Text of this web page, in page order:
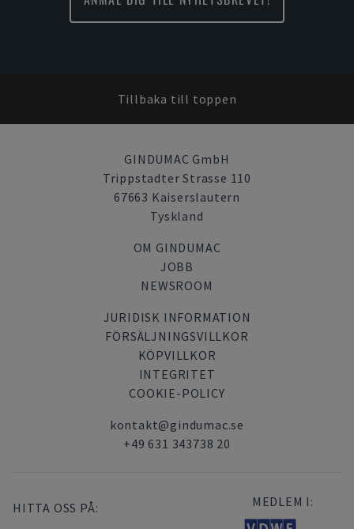
Tillbaka till toppen
GINDUMAC GmbH
Trippstadter Strasse 110
67663 Kaiserslautern
Tyskland
OM GINDUMAC
JOBB
NEWSROOM
JURIDISK INFORMATION
FÖRSÄLJNINGSVILLKOR
KÖPVILLKOR
INTEGRITET
COOKIE-POLICY
kontakt@gindumac.se
+49 631 343738 20
HITTA OSS PÅ: MEDLEM I: